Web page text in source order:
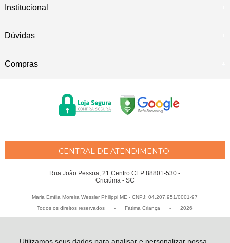
Institucional
Dúvidas
Compras
CENTRAL DE ATENDIMENTO
Rua João Pessoa, 21 Centro CEP 88801-530 -
Criciúma - SC
Maria Emília Moreira Wessler Philippi ME - CNPJ: 04.207.951/0001-97
Todos os direitos reservados
- Fátima Criança - 2026